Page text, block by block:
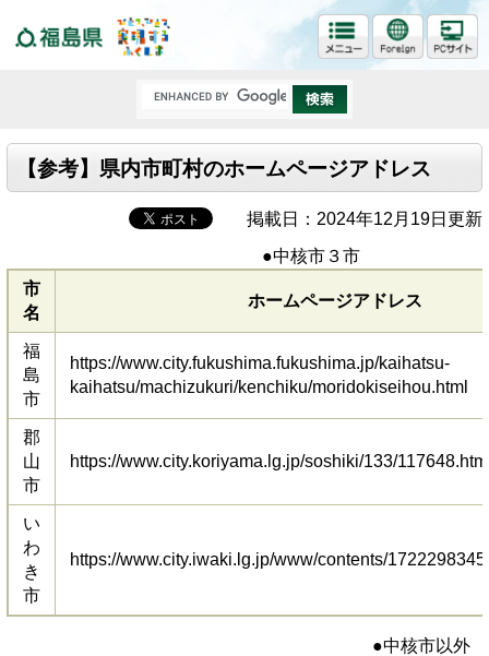
【参考】県内市町村のホームページアドレス
掲載日：2024年12月19日更新
●中核市３市
市
名
ホームページアドレス
福
島
市
https://www.city.fukushima.fukushima.jp/kaihatsu-
kaihatsu/machizukuri/kenchiku/moridokiseihou.html
郡
山
市
https://www.city.koriyama.lg.jp/soshiki/133/
い
わ
き
市
https://www.city.iwaki.lg.jp/www/contents/
●中核市以外